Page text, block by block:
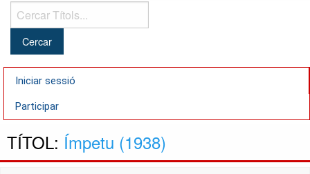
Cercar
Títols...
Iniciar sessió
Participar
TÍTOL: Ímpetu (1938)